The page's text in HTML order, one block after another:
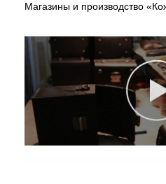
Магазины и производство